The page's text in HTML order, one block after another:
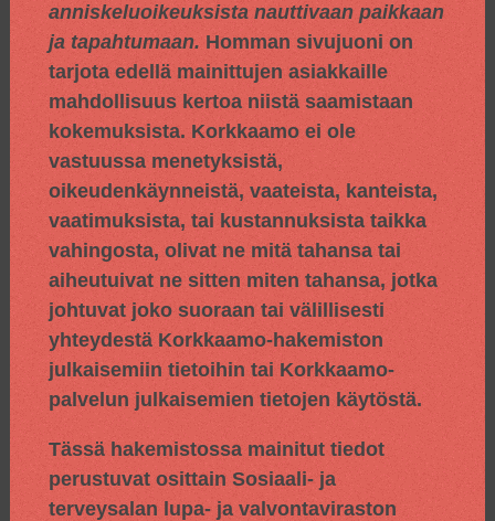
anniskeluoikeuksista nauttivaan paikkaan
ja tapahtumaan. Homman sivujuoni on
tarjota edellä mainittujen asiakkaille
mahdollisuus kertoa niistä saamistaan
kokemuksista. Korkkaamo ei ole
vastuussa menetyksistä,
oikeudenkäynneistä, vaateista, kanteista,
vaatimuksista, tai kustannuksista taikka
vahingosta, olivat ne mitä tahansa tai
aiheutuivat ne sitten miten tahansa, jotka
johtuvat joko suoraan tai välillisesti
yhteydestä Korkkaamo-hakemiston
julkaisemiin tietoihin tai Korkkaamo-
palvelun julkaisemien tietojen käytöstä.
Tässä hakemistossa mainitut tiedot
perustuvat osittain Sosiaali- ja
terveysalan lupa- ja valvontaviraston